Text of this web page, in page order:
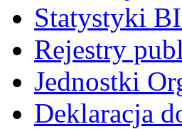
Statystyki
Rejestry
Jednostki
Deklaracja